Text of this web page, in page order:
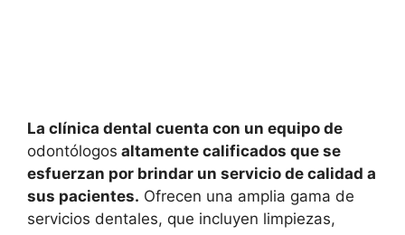
La clínica dental cuenta con un equipo de
odontólogos altamente calificados que se
esfuerzan por brindar un servicio de calidad a
sus pacientes. Ofrecen una amplia gama de
servicios dentales, que incluyen limpiezas,